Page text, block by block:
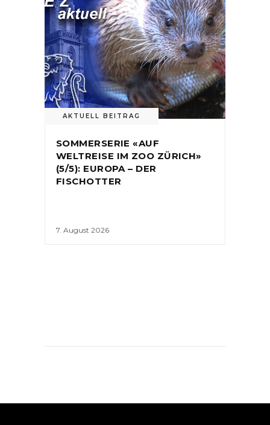
AKTUELL BEITRAG
SOMMERSERIE «AUF
WELTREISE IM ZOO ZÜRICH»
(5/5): EUROPA – DER
FISCHOTTER
7. August 2026